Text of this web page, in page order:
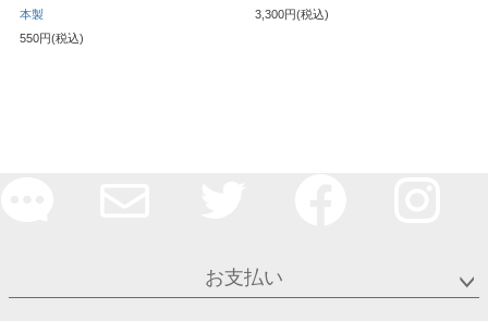
本製
550円(税込)
3,300円(税込)
お支払い